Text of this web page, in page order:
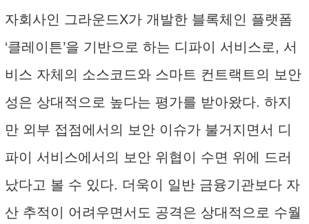
자회사인 그라운드X가 개발한 블록체인 플랫폼
‘클레이튼’을 기반으로 하는 디파이 서비스로, 서
비스 자체의 소스코드와 스마트 컨트랙트의 보안
성은 상대적으로 높다는 평가를 받아왔다. 하지
만 외부 접점에서의 보안 이슈가 불거지면서 디
파이 서비스에서의 보안 위협이 수면 위에 드러
났다고 볼 수 있다. 더욱이 일반 금융기관보다 자
산 추적이 어려우면서도 공격은 상대적으로 수월